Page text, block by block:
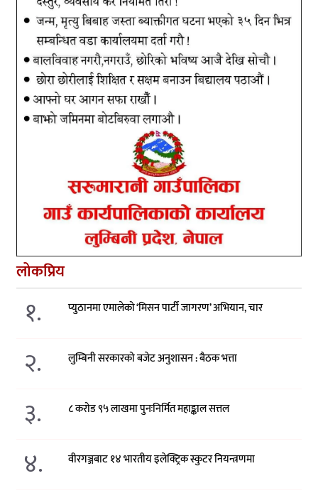
लोकप्रिय
१. प्युठानमा एमालेको ‘मिसन पार्टी जागरण’ अभियान, चार
२. लुम्बिनी सरकारको बजेट अनुशासन : बैठक भत्ता
३. ८ करोड ९५ लाखमा पुनःनिर्मित महाङ्काल सत्तल
४. वीरगञ्जबाट १४ भारतीय इलेक्ट्रिक स्कुटर नियन्त्रणमा